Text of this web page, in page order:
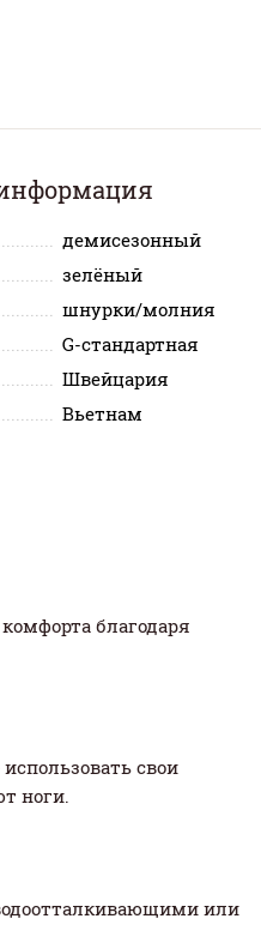
демисезонный
зелёный
шнурки/молния
G-стандартная
Швейцария
Вьетнам
благодаря
свои
ноги.
или